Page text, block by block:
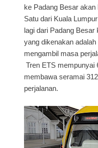
ke Padang Besar
Satu dari Kuala
lagi dari Padang Besar
yang dikenakan
mengambil masa
Tren ETS mempunyai
membawa seramai
perjalanan.